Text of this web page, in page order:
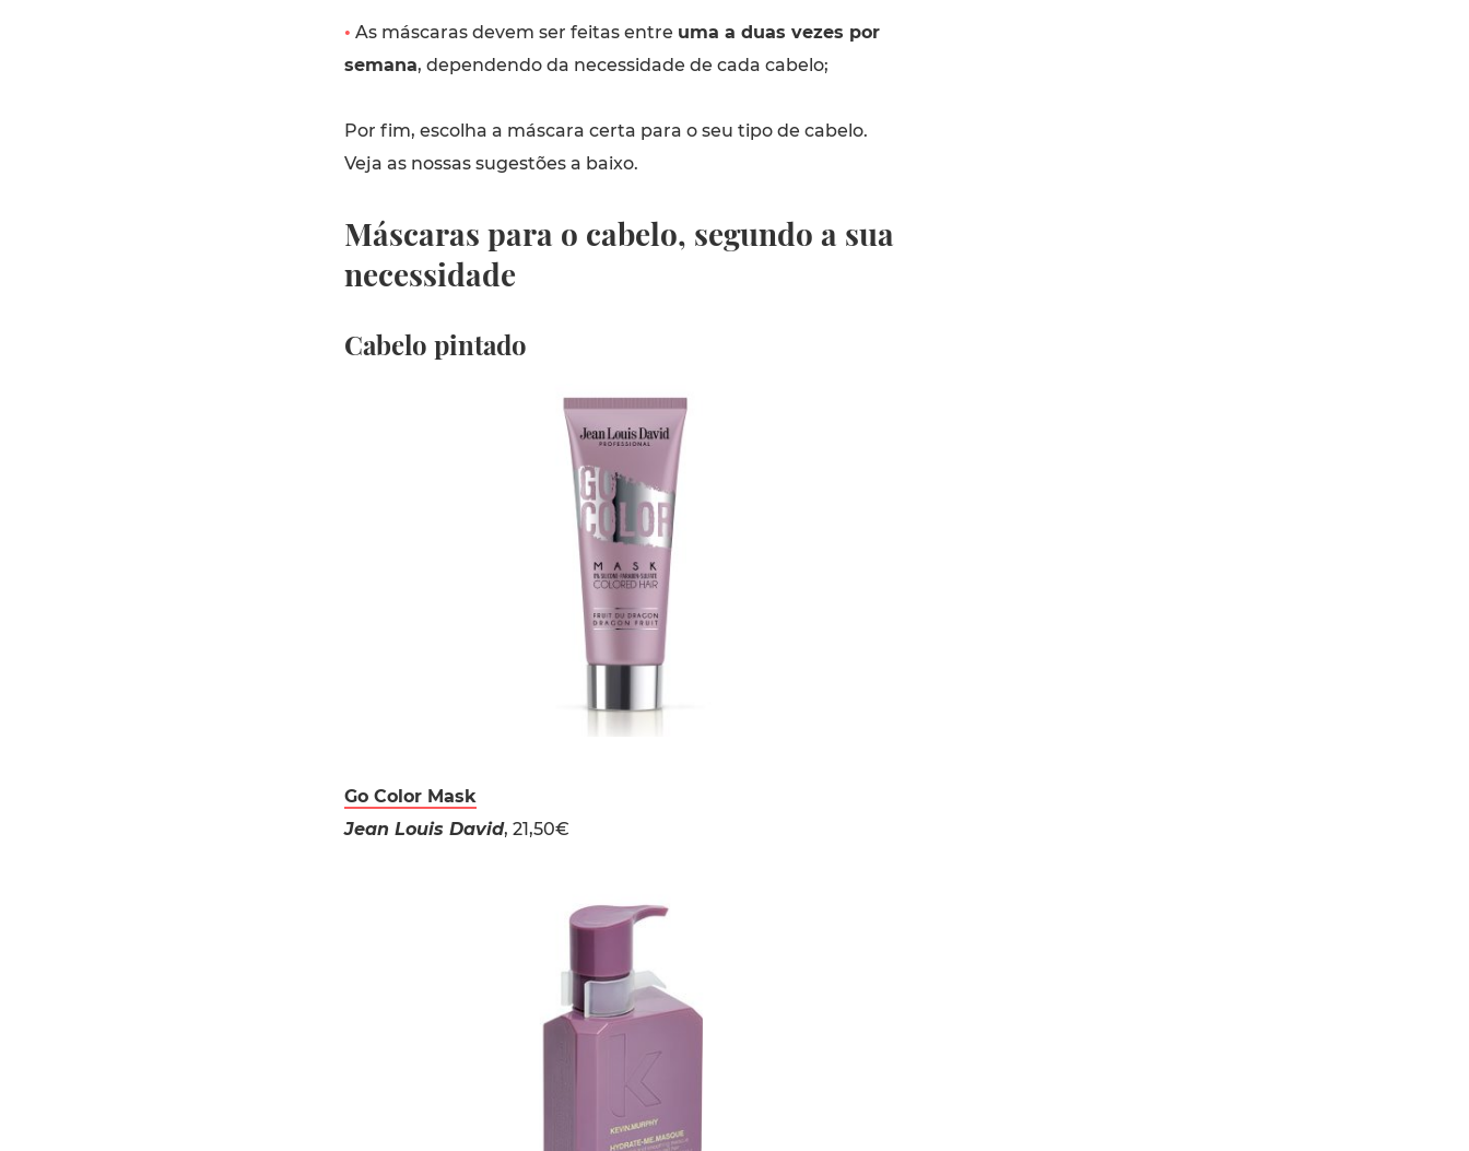
• As máscaras devem ser feitas entre uma a duas vezes por
semana, dependendo da necessidade de cada cabelo;
Por fim, escolha a máscara certa para o seu tipo de cabelo.
Veja as nossas sugestões a baixo.
Máscaras para o cabelo, segundo a sua
necessidade
Cabelo pintado
Go Color Mask
Jean Louis David, 21,50€